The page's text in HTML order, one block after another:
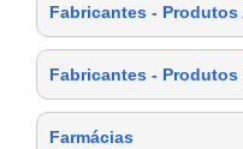
Fabricantes - Produtos
Fabricantes -
Farmácias